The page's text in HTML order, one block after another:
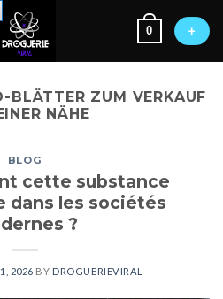
0 +
BLÄTTER ZUM VERKAUF
NÄHE
BLOG
cette substance
dans les sociétés
?
2026 BY DROGUERIEVIRAL